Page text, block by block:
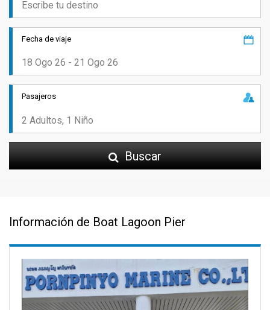
Fecha de viaje
Pasajeros
Buscar
Información de Boat Lagoon Pier